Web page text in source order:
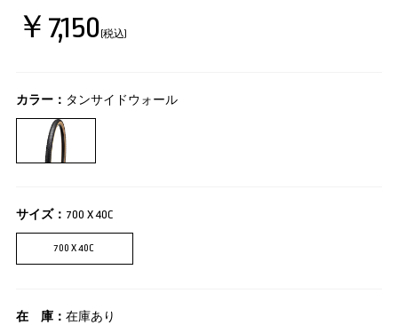
￥7,150(税込)
カラー： タンサイドウォール
サイズ： 700 X 40C
700 X 40C
在 庫： 在庫あり